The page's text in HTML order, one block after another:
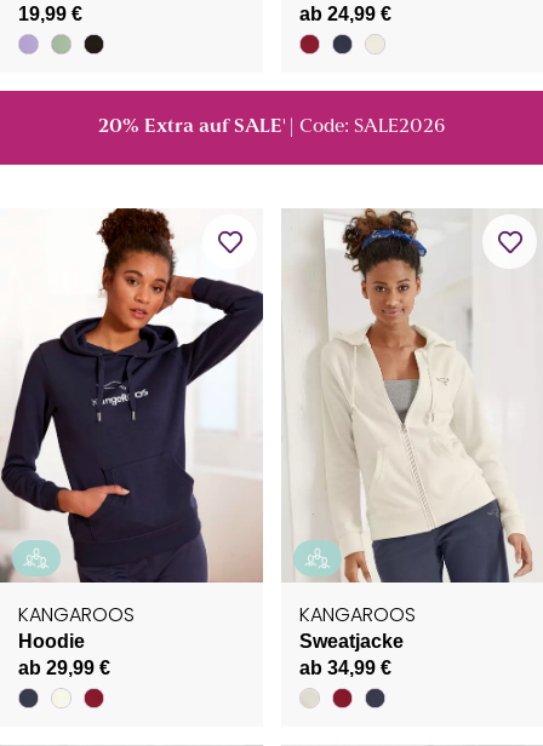
19,99 €
ab 24,99 €
20% Extra auf SALE ¹ | Code: SALE2026
KANGAROOS
Hoodie
ab 29,99 €
KANGAROOS
Sweatjacke
ab 34,99 €